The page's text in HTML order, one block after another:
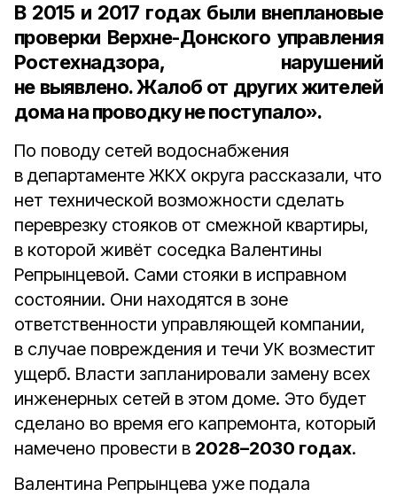
В 2015 и 2017 годах были внеплановые
проверки Верхне-Донского управления
Ростехнадзора, нарушений
не выявлено. Жалоб от других жителей
дома на проводку не поступало».
По поводу сетей водоснабжения
в департаменте ЖКХ округа рассказали, что
нет технической возможности сделать
переврезку стояков от смежной квартиры,
в которой живёт соседка Валентины
Репрынцевой. Сами стояки в исправном
состоянии. Они находятся в зоне
ответственности управляющей компании,
в случае повреждения и течи УК возместит
ущерб. Власти запланировали замену всех
инженерных сетей в этом доме. Это будет
сделано во время его капремонта, который
намечено провести в 2028–2030 годах.
Валентина Репрынцева уже подала